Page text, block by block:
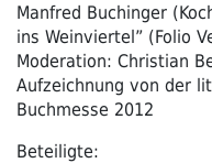
Manfred Buchinger
ins Weinviertel” (Folio
Moderation: Christian
Aufzeichnung von der
Buchmesse 2012
Beteiligte: